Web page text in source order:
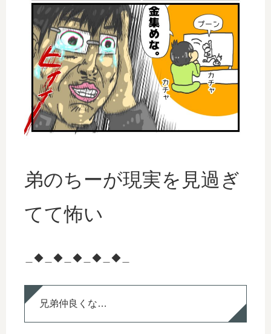
弟のちーが現実を見過ぎ
てて怖い
＿◆＿◆＿◆＿◆＿◆＿
兄弟仲良くな…